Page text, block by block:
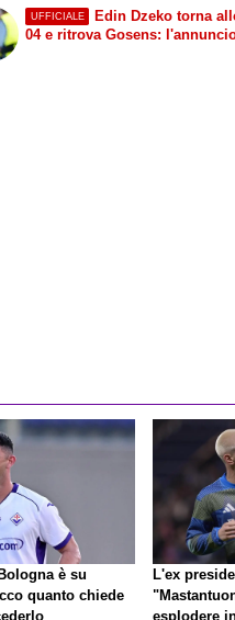
UFFICIALE
Edin Dzeko torna
04 e ritrova Gosens:
è su
quanto chiede
L'ex
esplodere